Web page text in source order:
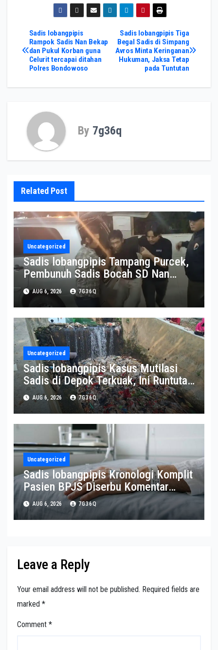
Post
navigation
Sadis lobangpipis Tiga
Begal Sadis di Simpang
Avros Minta Keringanan
Hukuman, Jaksa Tetap
pada Tuntutan
Sadis lobangpipis
Rampok Sadis Nan Bekap
dan Pukul Korban guna
Celurit tercapai ditahan
Polres Bondowoso
By 7g36q
Related Post
Uncategorized
Sadis lobangpipis Tampang Purcek,
Pembunuh Sadis Bocah SD Nan
Jenazahnya Dimasukkan bagian
dalam Sumur
AUG 6, 2026 7G36Q
Uncategorized
Sadis lobangpipis Kasus Mutilasi
Sadis di Depok Terkuak, Ini Runtutan
tindakan Sadis Saepullah Buang
Jasad Kunaefi
AUG 6, 2026 7G36Q
Uncategorized
Sadis lobangpipis Kronologi Komplit
Pasien BPJS Diserbu Komentar
Sadis Dokter dan Nakes usai
Mengeluh Susah Rawat Inap
AUG 6, 2026 7G36Q
Leave a Reply
Your email address will not be published. Required fields are
marked *
Comment *